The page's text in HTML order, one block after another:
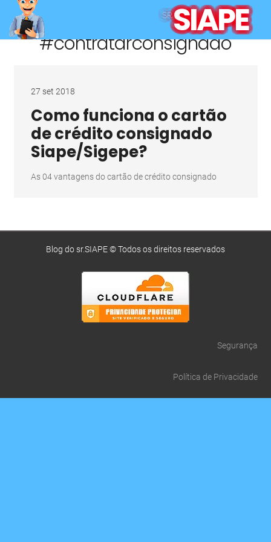
SR.SIAPE
#contratarconsignado
27 set 2018
Como funciona o cartão
de crédito consignado
Siape/Sigepe?
As 04 vantagens do cartão de crédito consignado
Blog do sr.SIAPE © Todos os direitos reservados
Segurança
Política de Privacidade